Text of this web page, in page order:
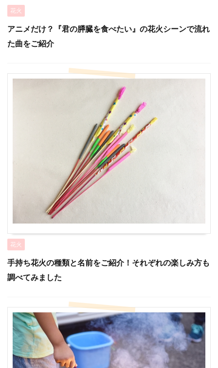
花火
アニメだけ？『君の膵臓を食べたい』の花火シーンで流れ
た曲をご紹介
花火
手持ち花火の種類と名前をご紹介！それぞれの楽しみ方も
調べてみました